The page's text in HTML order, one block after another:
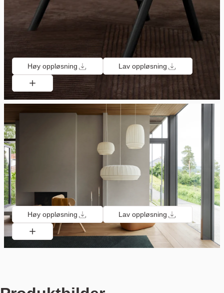
Høy oppløsning Lav oppløsning
Høy oppløsning Lav oppløsning